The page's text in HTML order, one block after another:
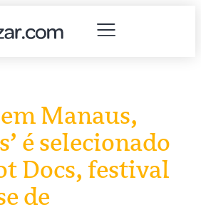
Manaus,
é selecionado
Docs, festival
de